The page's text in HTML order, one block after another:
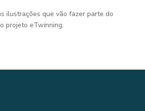
ilustrações que vão fazer parte do
projeto eTwinning.